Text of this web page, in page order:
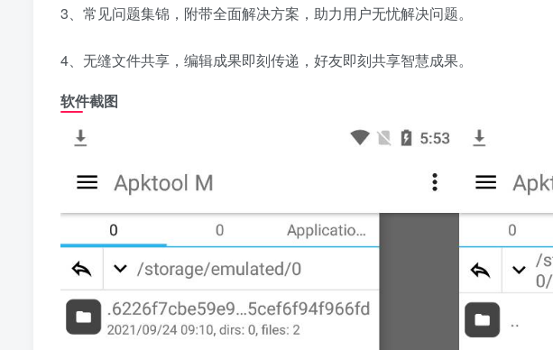
3、常见问题集锦，附带全面解决方案，助力用户无忧解决问题。
4、无缝文件共享，编辑成果即刻传递，好友即刻共享智慧成果。
软件截图